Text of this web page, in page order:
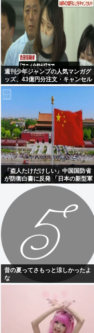
週刊少年ジャンプの人気マンガグ
ッズ、43億円分注文・キャンセル
繰り返したか 32歳女逮捕「注文し
たことで欲求が満たされた」
「盗人たけだけしい」中国国防省
が防衛白書に反発 「日本の新型軍
国主義」と批判
昔の夏ってさもっと涼しかったよ
な